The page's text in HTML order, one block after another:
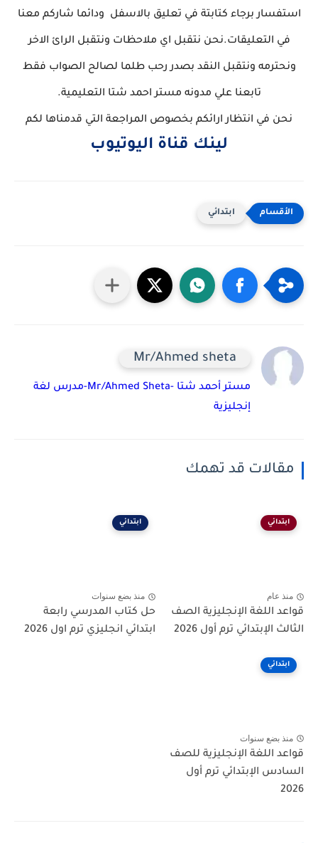
استفسار برجاء كتابتة في تعليق بالاسفل ودائما شاركم معنا
في التعليقات.نحن نتقبل اي ملاحظات ونتقبل الرائ الاخر
ونحترمه ونتقبل النقد بصدر رحب طلما لصالح الصواب فقط
تابعنا علي مدونه مستر احمد شتا التعليمية.
نحن في انتظار ارائكم بخصوص المراجعة التي قدمناها لكم
لينك قناة اليوتيوب
ابتدائي
Mr/Ahmed sheta
مستر أحمد شتا -Mr/Ahmed Sheta-مدرس لغة
إنجليزية
مقالات قد تهمك
ابتدائي
منذ عام
قواعد اللغة الإنجليزية الصف
الثالث الإبتدائي ترم أول 2026
ابتدائي
منذ بضع سنوات
حل كتاب المدرسي رابعة
ابتدائي انجليزي ترم اول 2026
ابتدائي
منذ بضع سنوات
قواعد اللغة الإنجليزية للصف
السادس الإبتدائي ترم أول
2026